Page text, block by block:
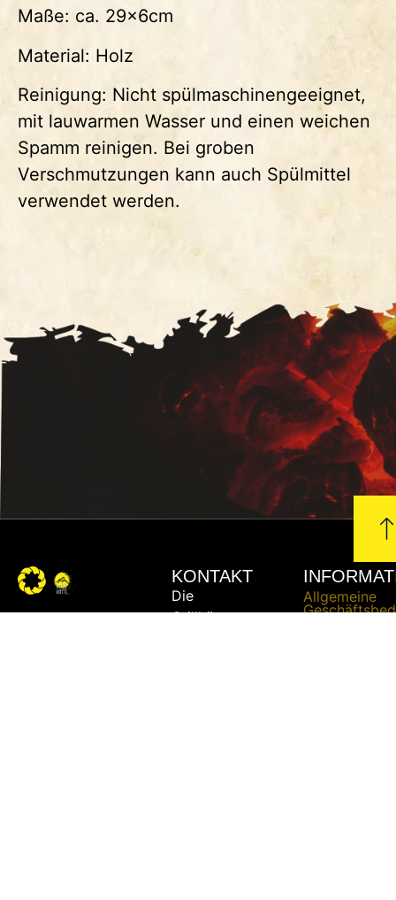
Maße: ca. 29x6cm
Material: Holz
Reinigung: Nicht spülmaschinengeeignet,
mit lauwarmen Wasser und einen weichen
Spamm reinigen. Bei groben
Verschmutzungen kann auch Spülmittel
verwendet werden.
KONTAKT
Die
Grillhütte
Allgemeine